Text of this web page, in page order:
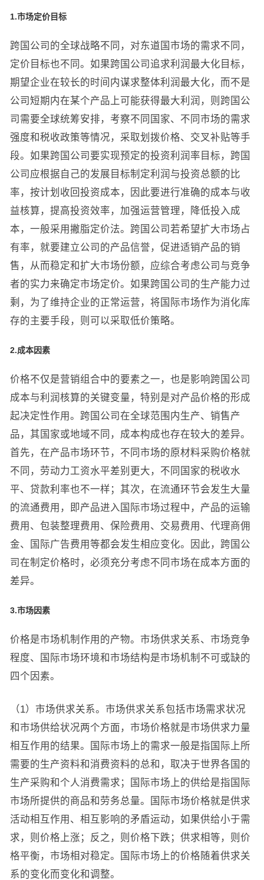
1.市场定价目标
跨国公司的全球战略不同，对东道国市场的需求不同，
定价目标也不同。如果跨国公司追求利润最大化目标，
期望企业在较长的时间内谋求整体利润最大化，而不是
公司短期内在某个产品上可能获得最大利润，则跨国公
司需要全球统筹安排，考察不同国家、不同市场的需求
强度和税收政策等情况，采取划拨价格、交叉补贴等手
段。如果跨国公司要实现预定的投资利润率目标，跨国
公司应根据自己的发展目标制定利润与投资总额的比
率，按计划收回投资成本，因此要进行准确的成本与收
益核算，提高投资效率，加强运营管理，降低投入成
本，一般采用撇脂定价法。跨国公司若希望扩大市场占
有率，就要建立公司的产品信誉，促进适销产品的销
售，从而稳定和扩大市场份额，应综合考虑公司与竞争
者的实力来确定市场定价。如果跨国公司的生产能力过
剩，为了维持企业的正常运营，将国际市场作为消化库
存的主要手段，则可以采取低价策略。
2.成本因素
价格不仅是营销组合中的要素之一，也是影响跨国公司
成本与利润核算的关键变量，特别是对产品价格的形成
起决定性作用。跨国公司在全球范围内生产、销售产
品，其国家或地域不同，成本构成也存在较大的差异。
首先，在产品市场环节，不同市场的原材料采购价格就
不同，劳动力工资水平差别更大，不同国家的税收水
平、贷款利率也不一样；其次，在流通环节会发生大量
的流通费用，即产品进入国际市场过程中，产品的运输
费用、包装整理费用、保险费用、交易费用、代理商佣
金、国际广告费用等都会发生相应变化。因此，跨国公
司在制定价格时，必须充分考虑不同市场在成本方面的
差异。
3.市场因素
价格是市场机制作用的产物。市场供求关系、市场竞争
程度、国际市场环境和市场结构是市场机制不可或缺的
四个因素。
（1）市场供求关系。市场供求关系包括市场需求状况
和市场供给状况两个方面，市场价格就是市场供求力量
相互作用的结果。国际市场上的需求一般是指国际上所
需要的生产资料和消费资料的总和，取决于世界各国的
生产采购和个人消费需求；国际市场上的供给是指国际
市场所提供的商品和劳务总量。国际市场价格就是供求
活动相互作用、相互影响的矛盾运动，如果供给小于需
求，则价格上涨；反之，则价格下跌；供求相等，则价
格平衡，市场相对稳定。国际市场上的价格随着供求关
系的变化而变化和调整。